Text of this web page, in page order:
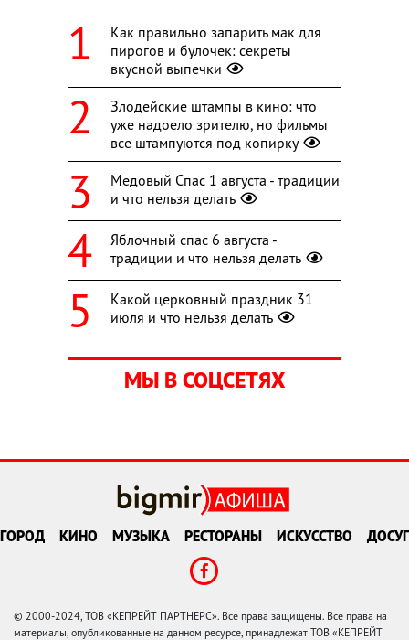
Как правильно запарить мак для
пирогов и булочек: секреты
вкусной выпечки
Злодейские штампы в кино: что
уже надоело зрителю, но фильмы
все штампуются под копирку
Медовый Спас 1 августа - традиции
и что нельзя делать
Яблочный спас 6 августа -
традиции и что нельзя делать
Какой церковный праздник 31
июля и что нельзя делать
МЫ В СОЦСЕТЯХ
ГОРОД КИНО МУЗЫКА РЕСТОРАНЫ ИСКУССТВО ДОСУГ
© 2000-2024, ТОВ «КЕПРЕЙТ ПАРТНЕРС». Все права защищены. Все права на
материалы, опубликованные на данном ресурсе, принадлежат ТОВ «КЕПРЕЙТ